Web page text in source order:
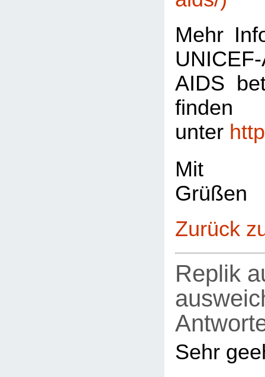
Mehr
AIDS
unter
Mit
Grüßen
Zurück
Replik
Sehr